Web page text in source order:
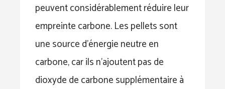
peuvent considérablement réduire leur
empreinte carbone. Les pellets sont
une source d’énergie neutre en
carbone, car ils n’ajoutent pas de
dioxyde de carbone supplémentaire à